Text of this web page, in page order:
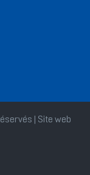
| Site web